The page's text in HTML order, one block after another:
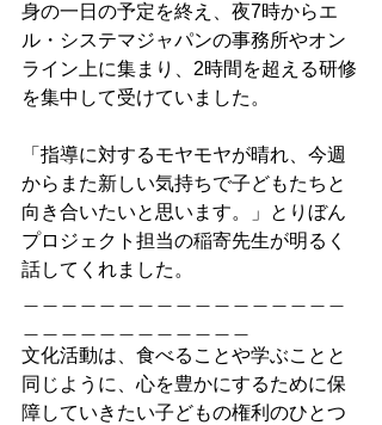
身の一日の予定を終え、夜7時からエ
ル・システマジャパンの事務所やオン
ライン上に集まり、2時間を超える研修
を集中して受けていました。
「指導に対するモヤモヤが晴れ、今週
からまた新しい気持ちで子どもたちと
向き合いたいと思います。」とりぼん
プロジェクト担当の稲寄先生が明るく
話してくれました。
文化活動は、食べることや学ぶことと
同じように、心を豊かにするために保
障していきたい子どもの権利のひとつ